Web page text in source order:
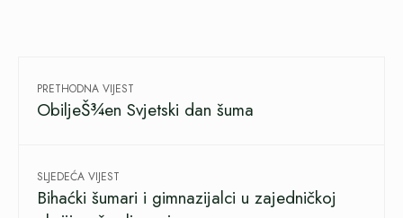
PRETHODNA VIJEST
ObiljeŠ¾en Svjetski dan šuma
SLJEDEĆA VIJEST
Bihaćki šumari i gimnazijalci u zajedničkoj